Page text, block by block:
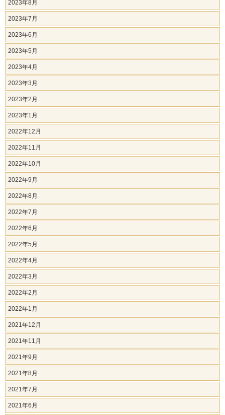
2023年8月
2023年7月
2023年6月
2023年5月
2023年4月
2023年3月
2023年2月
2023年1月
2022年12月
2022年11月
2022年10月
2022年9月
2022年8月
2022年7月
2022年6月
2022年5月
2022年4月
2022年3月
2022年2月
2022年1月
2021年12月
2021年11月
2021年9月
2021年8月
2021年7月
2021年6月